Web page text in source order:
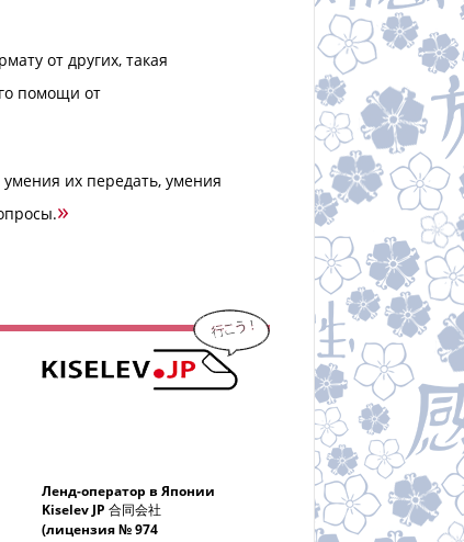
от других, такая
помощи от
их передать, умения
»
Ленд-оператор в Японии
Kiselev JP 合同会社
(лицензия № 974